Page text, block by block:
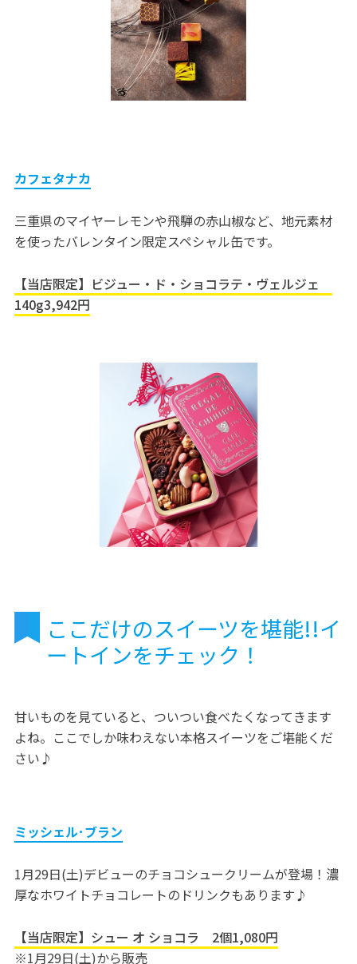
カフェタナカ
三重県のマイヤーレモンや飛騨の赤山椒など、地元素材
を使ったバレンタイン限定スペシャル缶です。
【当店限定】ビジュー・ド・ショコラテ・ヴェルジェ
140g3,942円
ここだけのスイーツを堪能!!イ
ートインをチェック！
甘いものを見ていると、ついつい食べたくなってきます
よね。ここでしか味わえない本格スイーツをご堪能くだ
さい♪
ミッシェル･ブラン
1月29日(土)デビューのチョコシュークリームが登場！濃
厚なホワイトチョコレートのドリンクもあります♪
【当店限定】シュー オ ショコラ 2個1,080円
※1月29日(土)から販売